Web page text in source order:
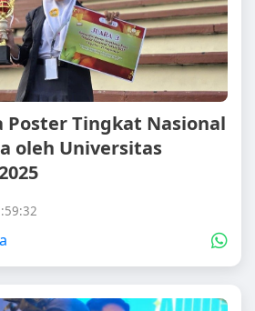
Poster Tingkat Nasional
oleh Universitas